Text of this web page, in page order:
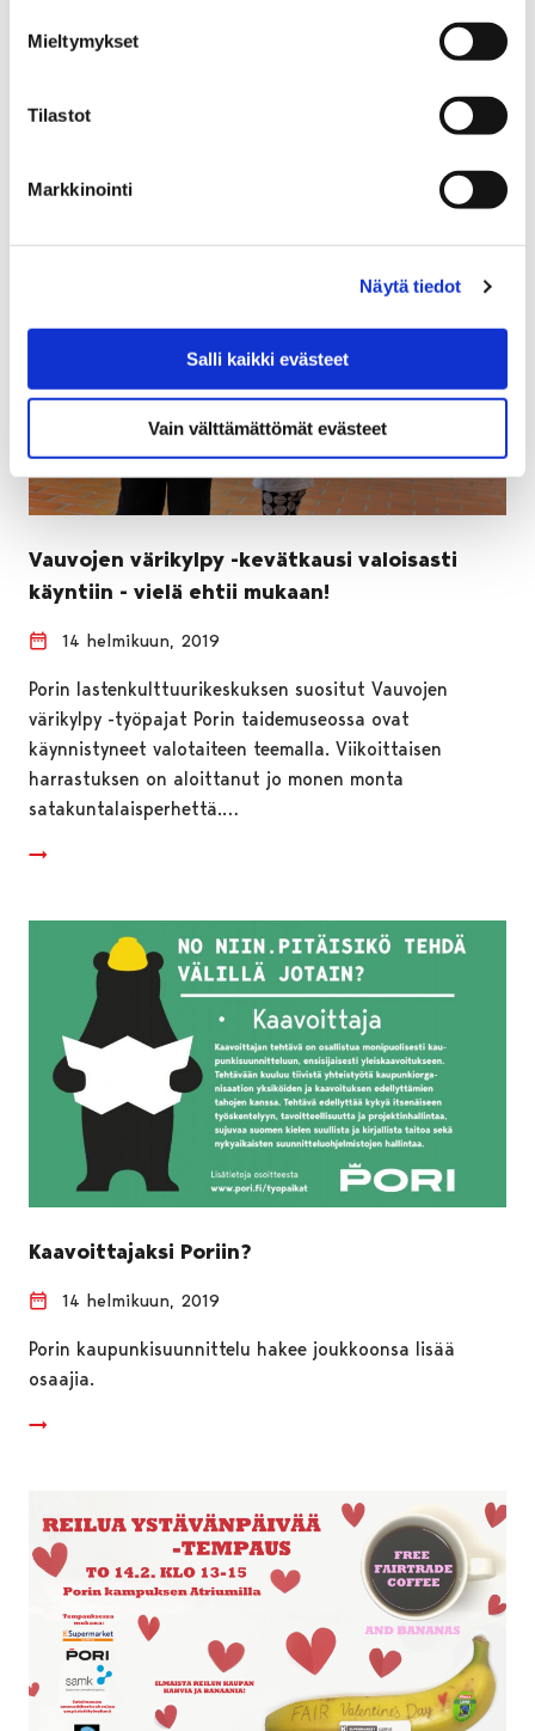
Mieltymykset
Tilastot
Markkinointi
Näytä tiedot
Salli kaikki evästeet
Vain välttämättömät evästeet
15 helmikuun, 2019
Puuvillassa kahdesti.
Vauvojen värikylpy -kevätkausi valoisasti
käyntiin - vielä ehtii mukaan!
14 helmikuun, 2019
Porin lastenkulttuurikeskuksen suositut Vauvojen
värikylpy -työpajat Porin taidemuseossa ovat
käynnistyneet valotaiteen teemalla. Viikoittaisen
harrastuksen on aloittanut jo monen monta
satakuntalaisperhettä.…
Kaavoittajaksi Poriin?
14 helmikuun, 2019
Porin kaupunkisuunnittelu hakee joukkoonsa lisää
osaajia.